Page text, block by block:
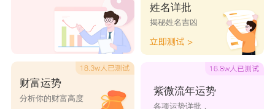
鼠女时常会跟属虎男怄气。在闹矛盾的时候，属虎男也是
一如既往地专横，这常令属鼠女受不了。两个人要长久地
在一起，还是要收收各自的脾气，包容对方。
财富运势
分析你的财富高度
姓名详批
揭秘姓名吉凶
紫微流年运势
各项运势详批，